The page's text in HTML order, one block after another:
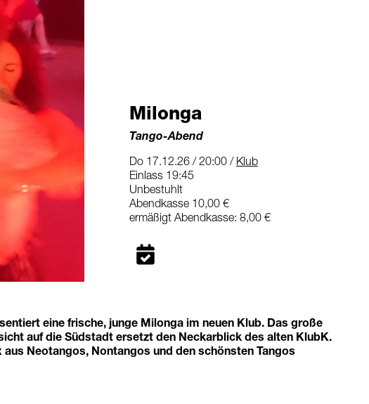
Milonga
Tango-Abend
Do 17.12.26 / 20:00 / Klub
Einlass 19:45
Unbestuhlt
Abendkasse 10,00 €
ermäßigt Abendkasse: 8,00 €
eine frische, junge Milonga im neuen Klub. Das große
auf die Südstadt ersetzt den Neckarblick des alten KlubK.
Neotangos, Nontangos und den schönsten Tangos